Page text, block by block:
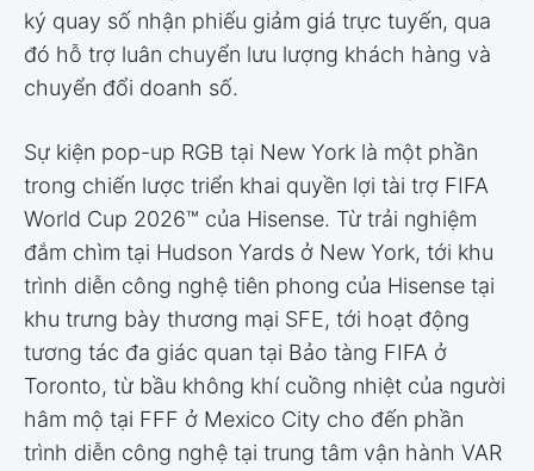
ký quay số nhận phiếu giảm giá trực tuyến, qua
đó hỗ trợ luân chuyển lưu lượng khách hàng và
chuyển đổi doanh số.
Sự kiện pop-up RGB tại New York là một phần
trong chiến lược triển khai quyền lợi tài trợ FIFA
World Cup 2026™ của Hisense. Từ trải nghiệm
đắm chìm tại Hudson Yards ở New York, tới khu
trình diễn công nghệ tiên phong của Hisense tại
khu trưng bày thương mại SFE, tới hoạt động
tương tác đa giác quan tại Bảo tàng FIFA ở
Toronto, từ bầu không khí cuồng nhiệt của người
hâm mộ tại FFF ở Mexico City cho đến phần
trình diễn công nghệ tại trung tâm vận hành VAR